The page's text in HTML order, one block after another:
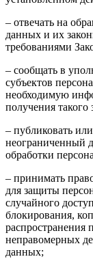
– отвечать на
данных и их
требованиями
– сообщать в
субъектов
необходимую
получения такого
– публиковать
неограниченный
обработки
– принимать
для защиты
случайного
блокирования,
распространения
неправомерных
данных;